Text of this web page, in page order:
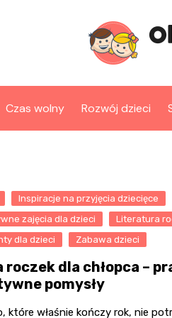
Czas wolny Rozwój dzieci
Inspiracje na przyjęcia dziecięce
zajęcia dla dzieci
Literatura
dla dzieci
Zabawa dzieci
roczek dla chłopca –
pomysły
które właśnie kończy rok, nie